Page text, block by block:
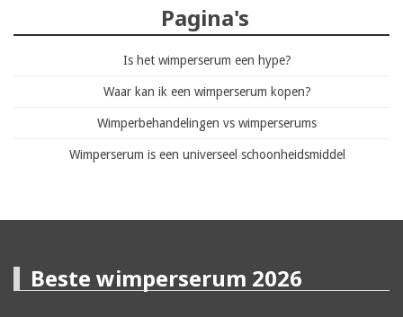
Pagina's
Is het wimperserum een hype?
Waar kan ik een wimperserum kopen?
Wimperbehandelingen vs wimperserums
Wimperserum is een universeel schoonheidsmiddel
Beste wimperserum 2026